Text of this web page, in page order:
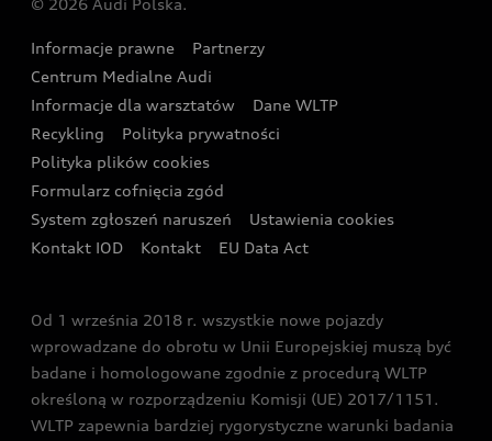
Wyszukaj najbliższego Partnera Audi
Oferta dla przedsiębiorców
Oferta dla klientów prywatnych
Kalkulator rat
Ubezpieczenie
Audi exclusive
Zasięg
Gwarancja
Akcje serwisowe Audi
Katalog online akcesoriów
Audi i Muzeum Sztuki Nowoczesnej w Warszawie
Audi driving experience
Audi quattro Cup
Audi i Puchar Świata w Skokach Narciarskich w
Zakopanem
© 2026 Audi Polska.
Informacje prawne
Partnerzy
Centrum Medialne Audi
Informacje dla warsztatów
Dane WLTP
Recykling
Polityka prywatności
Polityka plików cookies
Formularz cofnięcia zgód
System zgłoszeń naruszeń
Ustawienia cookies
Kontakt IOD
Kontakt EU Data Act
Od 1 września 2018 r. wszystkie nowe pojazdy
wprowadzane do obrotu w Unii Europejskiej muszą być
badane i homologowane zgodnie z procedurą WLTP
określoną w rozporządzeniu Komisji (UE) 2017/1151.
WLTP zapewnia bardziej rygorystyczne warunki badania